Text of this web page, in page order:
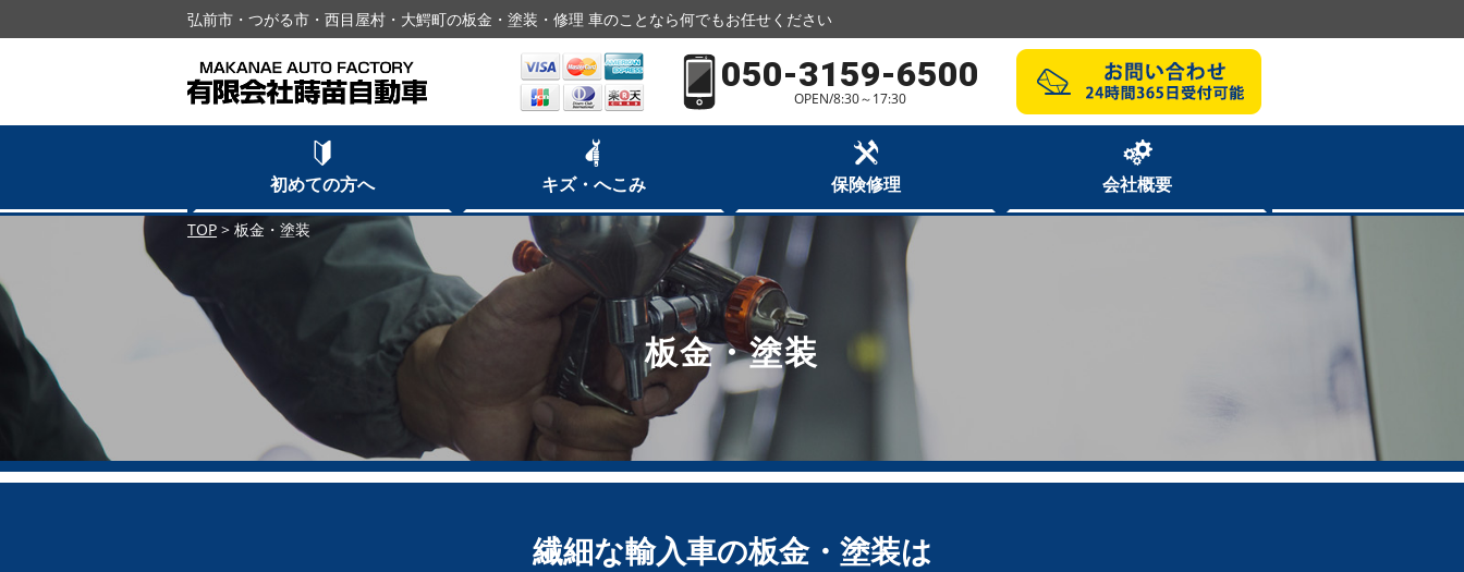
弘前市・つがる市・西目屋村・大鰐町の板金・塗装・修理 車のことなら何でもお任せください
050-3159-6500
OPEN/8:30～17:30
初めての方へ キズ・へこみ 保険修理 会社概要
TOP > 板金・塗装
板金・塗装
繊細な輸入車の板金・塗装は